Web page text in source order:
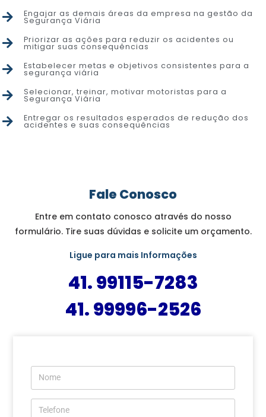
Engajar as demais áreas da empresa na gestão da
Segurança Viária
Priorizar as ações para reduzir os acidentes ou
mitigar suas consequências
Estabelecer metas e objetivos consistentes para a
segurança viária
Selecionar, treinar, motivar motoristas para a
Segurança Viária
Entregar os resultados esperados de redução dos
acidentes e suas consequências
Fale Conosco
Entre em contato conosco através do nosso
formulário. Tire suas dúvidas e solicite um orçamento.
Ligue para mais Informações
41. 99115-7283
41. 99996-2526